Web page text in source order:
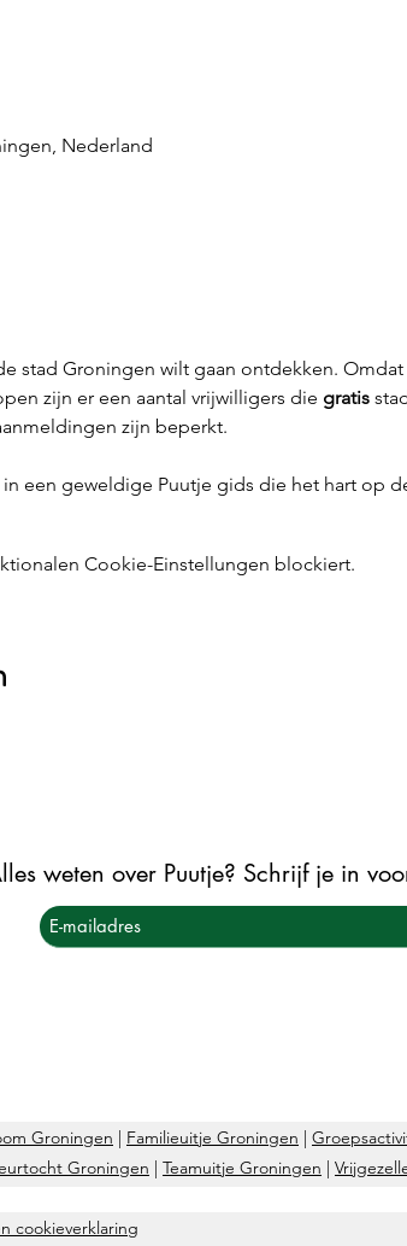
Nederland
stad Groningen wilt gaan ontdekken.
zijn er een aantal vrijwilligers die gratis
zijn beperkt.
een geweldige Puutje gids die het hart op
Cookie-Einstellungen blockiert.
weten over Puutje? Schrijf je in
Groningen | Familieuitje Groningen |
Groningen | Teamuitje Groningen |
cookieverklaring